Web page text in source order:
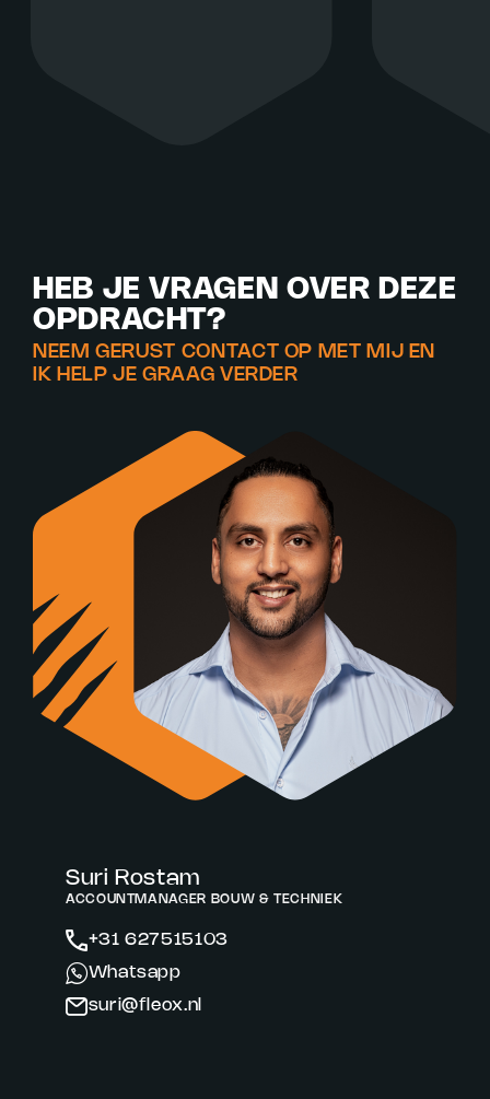
HEB JE VRAGEN OVER DEZE
OPDRACHT?
NEEM GERUST CONTACT OP MET MIJ EN
IK HELP JE GRAAG VERDER
Suri Rostam
ACCOUNTMANAGER BOUW & TECHNIEK
+31 627515103
Whatsapp
suri@fleox.nl